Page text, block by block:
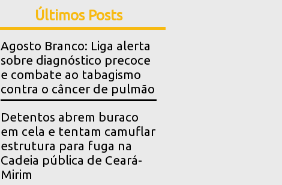
Últimos Posts
Agosto Branco: Liga alerta
sobre diagnóstico precoce
e combate ao tabagismo
contra o câncer de pulmão
Detentos abrem buraco
em cela e tentam camuflar
estrutura para fuga na
Cadeia pública de Ceará-
Mirim